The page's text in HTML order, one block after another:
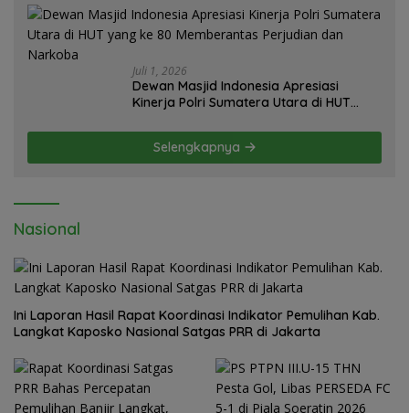
Dairi. Desak Kapolda Sumut Irjen
Whisnu Hermawan Bersikap Tegas .
Juli 1, 2026
Dewan Masjid Indonesia Apresiasi
Kinerja Polri Sumatera Utara di HUT
Narkoba
Selengkapnya
Nasional
Ini Laporan Hasil Rapat Koordinasi Indikator Pemulihan Kab.
Langkat Kaposko Nasional Satgas PRR di Jakarta